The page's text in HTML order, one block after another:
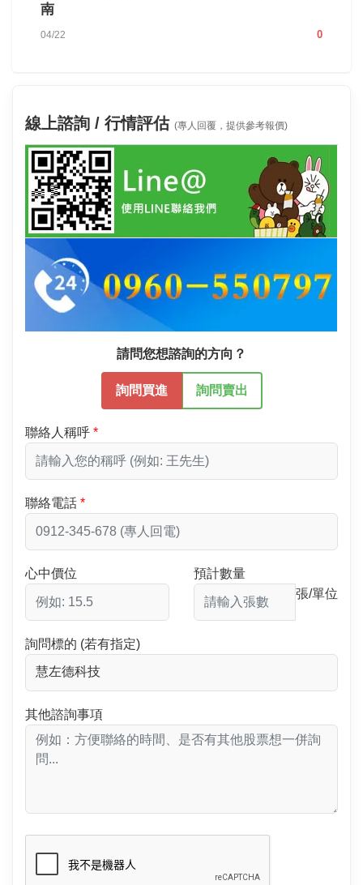
南
04/22 0
線上諮詢 / 行情評估 (專人回覆，提供參考報價)
請問您想諮詢的方向？
詢問買進 詢問賣出
聯絡人稱呼
聯絡電話
心中價位
預計數量
張/單位
詢問標的 (若有指定)
其他諮詢事項